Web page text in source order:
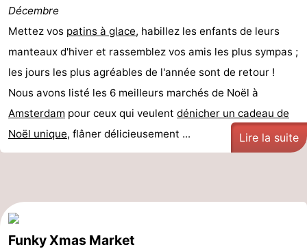
Décembre
Mettez vos patins à glace, habillez les enfants de leurs
manteaux d'hiver et rassemblez vos amis les plus sympas ;
les jours les plus agréables de l'année sont de retour !
Nous avons listé les 6 meilleurs marchés de Noël à
Amsterdam pour ceux qui veulent dénicher un cadeau de
Noël unique, flâner délicieusement ... Lire la suite
Funky Xmas Market